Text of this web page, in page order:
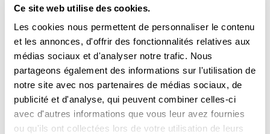
Ce site web utilise des cookies.
Les cookies nous permettent de personnaliser le contenu
et les annonces, d'offrir des fonctionnalités relatives aux
médias sociaux et d'analyser notre trafic. Nous
partageons également des informations sur l'utilisation de
notre site avec nos partenaires de médias sociaux, de
publicité et d'analyse, qui peuvent combiner celles-ci
avec d'autres informations que vous leur avez fournies
ou qu'ils ont collectées lors de votre utilisation de leurs
Paiement sécurisé
Payer en ligne en toute
sécurité sur notre site Web
Livraison incluse
Par la poste sur tout le
territoire belge